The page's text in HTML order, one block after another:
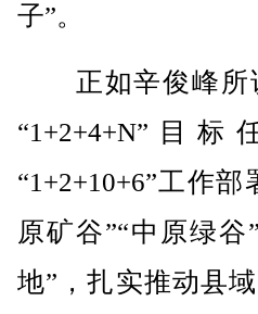
子”。
正如辛俊峰所
“1+2+4+N”目
“1+2+10+6”工作
原矿谷”“中原绿
地”，扎实推动县